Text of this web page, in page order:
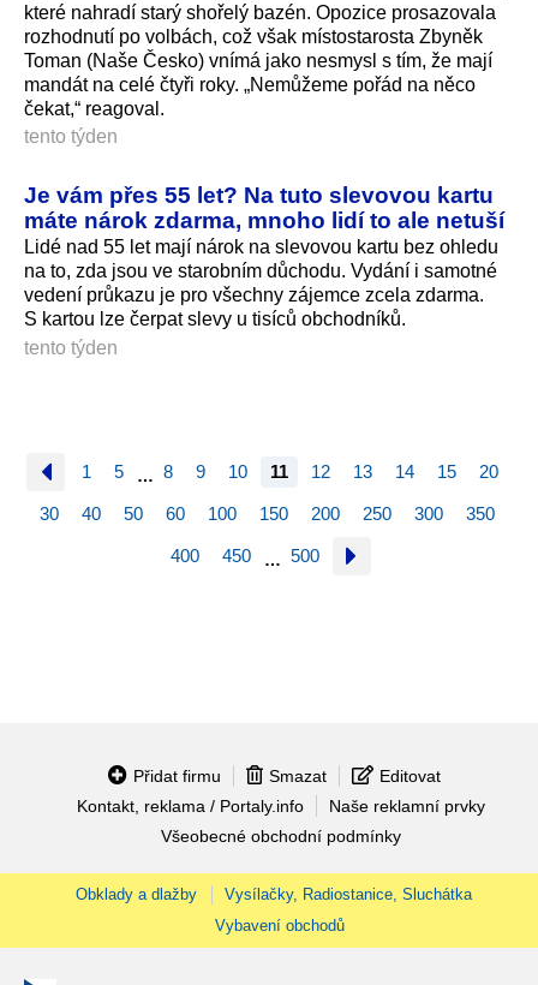
které nahradí starý shořelý bazén. Opozice prosazovala
rozhodnutí po volbách, což však místostarosta Zbyněk
Toman (Naše Česko) vnímá jako nesmysl s tím, že mají
mandát na celé čtyři roky. „Nemůžeme pořád na něco
čekat,“ reagoval.
tento týden
Je vám přes 55 let? Na tuto slevovou kartu
máte nárok zdarma, mnoho lidí to ale netuší
Lidé nad 55 let mají nárok na slevovou kartu bez ohledu
na to, zda jsou ve starobním důchodu. Vydání i samotné
vedení průkazu je pro všechny zájemce zcela zdarma.
S kartou lze čerpat slevy u tisíců obchodníků.
tento týden
1 5 … 8 9 10 11 12 13 14 15 20
30 40 50 60 100 150 200 250 300 350
400 450 … 500
Přidat firmu Smazat
Editovat
Kontakt, reklama / Portaly.info
Naše reklamní prvky
Všeobecné obchodní podmínky
Obklady a dlažby
Vysílačky, Radiostanice, Sluchátka
Vybavení obchodů